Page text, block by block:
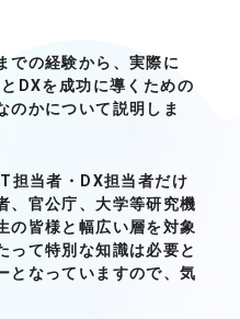
での経験から、実際に
DXを成功に導くための
のかについて説明しま
担当者・DX担当者だけ
、官公庁、大学等研究機
の皆様と幅広い層を対象
って特別な知識は必要と
となっていますので、気